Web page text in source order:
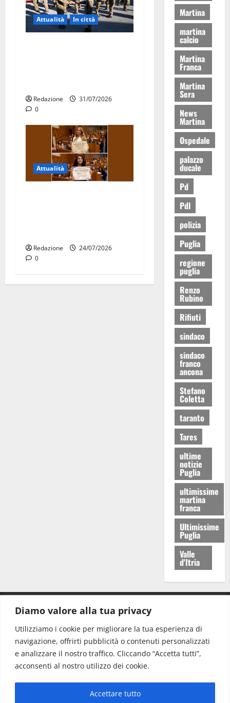
Diamo valore alla tua privacy
Utilizziamo i cookie per migliorare la tua esperienza di
navigazione, offrirti pubblicità o contenuti personalizzati
e analizzare il nostro traffico. Cliccando “Accetta tutti”,
acconsenti al nostro utilizzo dei cookie.
Accettare tutto
Attualità In città
Redazione
31/07/2026
0
Attualità
Redazione
24/07/2026
0
Martina
martina
calcio
Martina
Franca
Martina
Sera
News
Martina
Ospedale
palazzo
ducale
Pd
Pdl
polizia
Puglia
regione
puglia
Renzo
Rubino
Rifiuti
sindaco
sindaco
franco
ancona
Stefano
Coletta
taranto
Tares
ultime
notizie
Puglia
ultimissime
martina
franca
Ultimissime
Puglia
Valle
d'Itria
Redazione: redazione@www.martinasera.it
Direttore:direttore@www.martinasera.it
Info & Commerciale:info@www.martinasera.it